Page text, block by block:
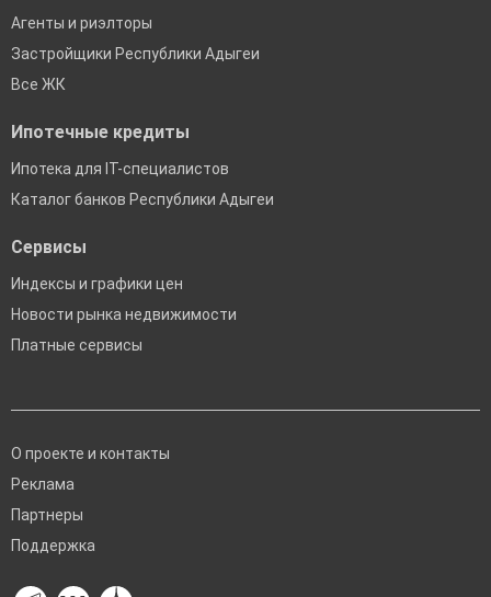
Агенты и риэлторы
Застройщики Республики Адыгеи
Все ЖК
Ипотечные кредиты
Ипотека для IT-специалистов
Каталог банков Республики Адыгеи
Сервисы
Индексы и графики цен
Новости рынка недвижимости
Платные сервисы
О проекте и контакты
Реклама
Партнеры
Поддержка